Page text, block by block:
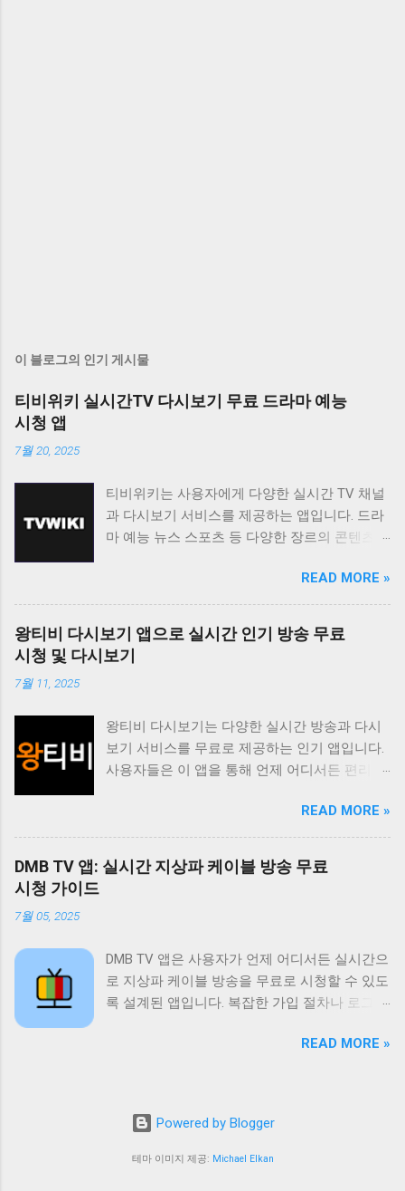
이 블로그의 인기 게시물
티비위키 실시간TV 다시보기 무료 드라마 예능
시청 앱
7월 20, 2025
티비위키는 사용자에게 다양한 실시간 TV 채널
과 다시보기 서비스를 제공하는 앱입니다. 드라
마 예능 뉴스 스포츠 등 다양한 장르의 콘텐츠를
적인 인터페이스를 통해 편리한 시청 환경을 제
공합니다. 티비위키는 바쁜 일상 속에서 놓친 프
로그램을 다시 보고 싶거나 실시간으로 즐겨보
고 싶은 채널을 시청하고 싶은 사용자에게 유용
한 앱입니다. 다양한 콘텐츠를 무료로 제공하며
원하는 콘텐츠를 쉽게 찾고 시청할 수 있도록 다
양한 기능을 제공합니다. 실시간 TV 시청 기능
은 사용자가 현재 방송 중인 채널을 바로 시청할
그램을 언제든지 다시 볼 수 있도록 제공합니다.
또한 즐겨찾기 기능을 통해 자주 시청하는 채널
이나 프로그램을 쉽게 접근할 수 있도록 돕고 검
적으로 업데이트와 개선을 진행하고 있습니다.
티비위키는 무료로 제공되는 다양한 콘텐츠 외
에도 사용자에게 최적화된 시청 환경을 제공하
기 위해 노력합니다. 사용자 인터페이스는 직관
적이고 사용하기 쉽게 설계되어 있으며 다양한
로 개선하고 있습니다. 티비위키는 단순한 TV
제공하는 엔터테인먼트 플랫폼으로 자리매김하
READ MORE »
왕티비 다시보기 앱으로 실시간 인기 방송 무료
시청 및 다시보기
7월 11, 2025
왕티비 다시보기는 다양한 실시간 방송과 다시
보기 서비스를 무료로 제공하는 인기 앱입니다.
사용자들은 이 앱을 통해 언제 어디서든 편리하
드라마 예능 스포츠 뉴스 등 다양한 장르의 콘텐
츠를 제공하여 사용자들의 폭넓은 취향을 만족
시키고 있습니다. 이 앱의 가장 큰 장점은 무료
라는 점입니다. 별도의 회원가입이나 결제 없이
방송 시청 기능은 물론 다시보기 기능도 제공하
여 놓친 방송을 언제든지 다시 볼 수 있습니다.
왕티비 다시보기는 사용자들에게 다양한 엔터
에 많은 사랑을 받고 있습니다. 사용자들은 이
의 콘텐츠를 제공하여 사용자들의 다양한 취향
용자들에게 즐거움과 편리함을 동시에 제공하
READ MORE »
DMB TV 앱: 실시간 지상파 케이블 방송 무료
시청 가이드
7월 05, 2025
DMB TV 앱은 사용자가 언제 어디서든 실시간으
로 지상파 케이블 방송을 무료로 시청할 수 있도
록 설계된 앱입니다. 복잡한 가입 절차나 로그인
송 채널은 물론 다양한 케이블 채널과 DMB 채널
이 시청할 수 있도록 최적화되어 있으며 사용자
인터페이스가 직관적이고 간단하여 누구나 쉽
게 이용할 수 있습니다. 이 앱은 바쁜 일상 속에
READ MORE »
Powered by Blogger
테마 이미지 제공: Michael Elkan